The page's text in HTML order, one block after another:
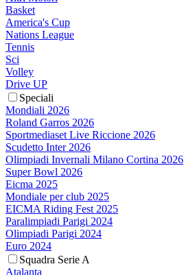
Basket
America's Cup
Nations League
Tennis
Sci
Volley
Drive UP
Speciali
Mondiali 2026
Roland Garros 2026
Sportmediaset Live Riccione 2026
Scudetto Inter 2026
Olimpiadi Invernali Milano Cortina 2026
Super Bowl 2026
Eicma 2025
Mondiale per club 2025
EICMA Riding Fest 2025
Paralimpiadi Parigi 2024
Olimpiadi Parigi 2024
Euro 2024
Squadra Serie A
Atalanta